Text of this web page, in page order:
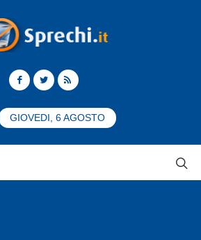
GIOVEDI, 6 AGOSTO